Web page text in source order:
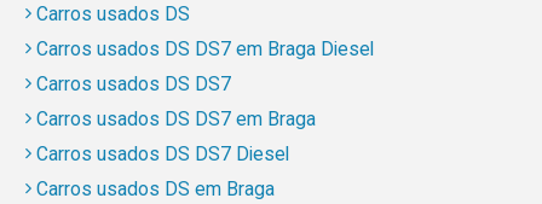
Carros usados DS
Carros usados DS DS7 em Braga Diesel
Carros usados DS DS7
Carros usados DS DS7 em Braga
Carros usados DS DS7 Diesel
Carros usados DS em Braga